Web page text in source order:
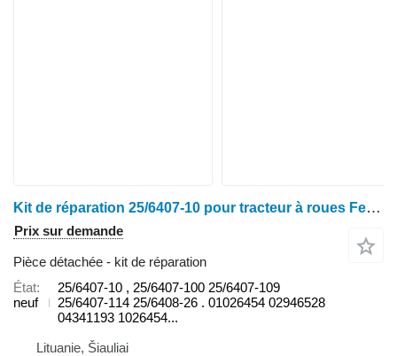
Kit de réparation 25/6407-10 pour tracteur à roues Fendt CASE, CLAAS
Prix sur demande
Pièce détachée - kit de réparation
État
neuf
25/6407-10 , 25/6407-100 25/6407-109
25/6407-114 25/6408-26 . 01026454 02946528
04341193 1026454...
Lituanie, Šiauliai